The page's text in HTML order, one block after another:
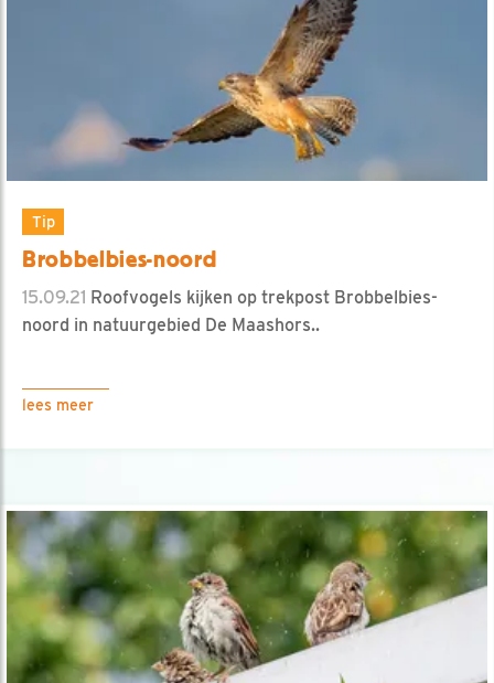
Tip
Brobbelbies-noord
15.09.21 Roofvogels kijken op trekpost Brobbelbies-
noord in natuurgebied De Maashors..
lees meer